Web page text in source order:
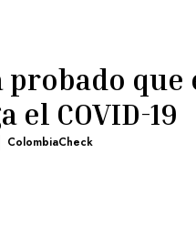
probado
el COVID-19
ColombiaCheck